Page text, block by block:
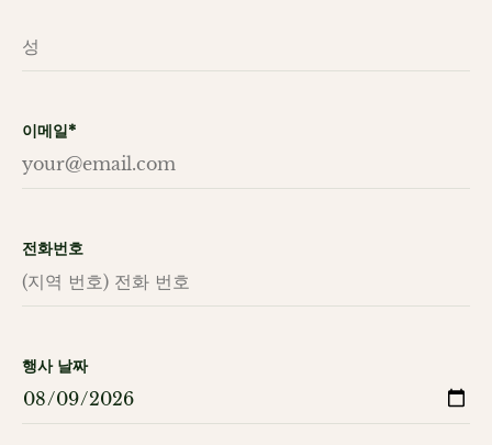
이메일*
전화번호
행사 날짜